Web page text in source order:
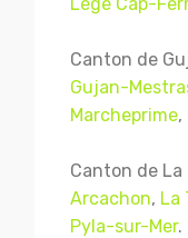
Canton de
Gujan-
Marcheprime,
Canton de
Arcachon, La
Pyla-sur-Mer.